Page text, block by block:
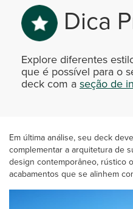
Dica
Explore diferentes
que é possível para o
deck com aseção de
Em última análise, seu deck
complementar a arquitetura de
design contemporâneo, rústico
acabamentos que se alinhem